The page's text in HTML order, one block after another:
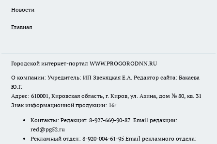
Новости
Главная
Городской интернет-портал WWW.PROGORODNN.RU
О компании: Учредитель: ИП Звеняцкая Е.А. Редактор сайта: Бакаева
Ю.Г.
Адрес: 610001, Кировская область, г. Киров, ул. Азина, дом № 80, кв. 31
Знак информационной продукции: 16+
Контакты: Редакция: 8-927-669-90-87 Email редакции:
red@pg52.ru
Рекламный отдел: 8-920-004-61-95 Email рекламного отдела: